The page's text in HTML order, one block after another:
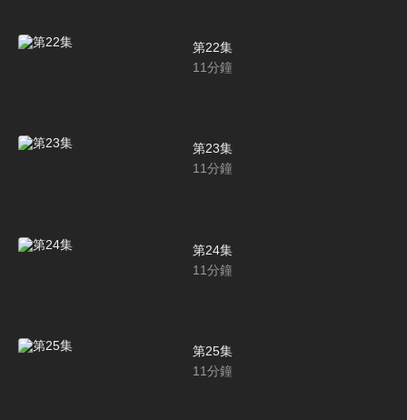
第22集
11分鐘
第23集
11分鐘
第24集
11分鐘
第25集
11分鐘